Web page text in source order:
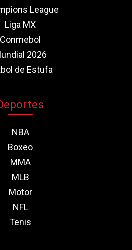
League
Liga MX
Conmebol
2026
de Estufa
NBA
Boxeo
MMA
MLB
Motor
NFL
Tenis